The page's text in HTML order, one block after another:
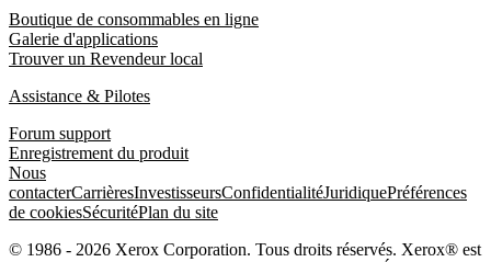
Boutique de consommables en ligne
Galerie d'applications
Trouver un Revendeur local
Assistance & Pilotes
Forum support
Enregistrement du produit
Nous
contacterCarrièresInvestisseursConfidentialitéJuridiquePréférences
de cookiesSécuritéPlan du site
© 1986 - 2026 Xerox Corporation. Tous droits réservés. Xerox® est